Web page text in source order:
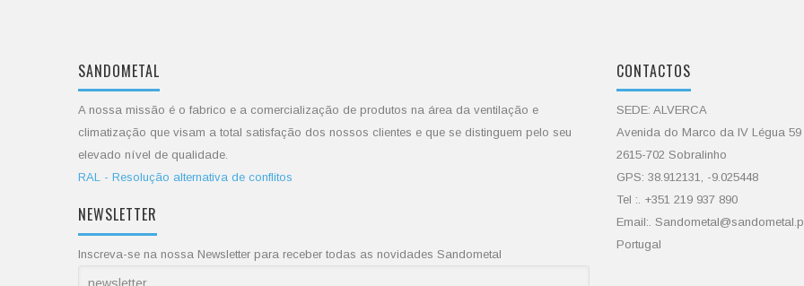
SANDOMETAL
A nossa missão é o fabrico e a comercialização de produtos na área da ventilação e
climatização que visam a total satisfação dos nossos clientes e que se distinguem pelo seu
elevado nível de qualidade.
RAL - Resolução alternativa de conflitos
NEWSLETTER
Inscreva-se na nossa Newsletter para receber todas as novidades Sandometal
CONTACTOS
SEDE: ALVERCA
Avenida do Marco da IV Légua 59
2615-702 Sobralinho
GPS: 38.912131, -9.025448
Tel :. +351 219 937 890
Email:.
Portugal